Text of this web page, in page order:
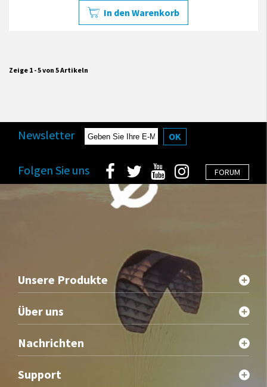
In den Warenkorb
Zeige 1 - 5 von 5 Artikeln
Newsletter OK
FORUM
Folgen Sie uns
Unsere Produkte
Über uns
Nachrichten
Support